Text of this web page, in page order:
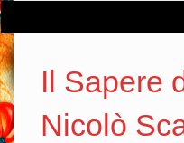
Il Sapere
Nicolò